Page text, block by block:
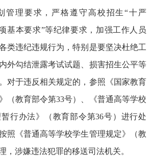
管理要求，严格遵守高校招生“十严
基本要求”等纪律要求，加强工作人员
类违纪违规行为，特别是要坚决杜绝工
外勾结泄露考试试题、损害招生公平等
对于违反相关规定的，参照《国家教育
（教育部令第33号）、《普通高等学校
行办法》（教育部令第36号）进行处
照《普通高等学校学生管理规定》（教
，涉嫌违法犯罪的移送司法机关。